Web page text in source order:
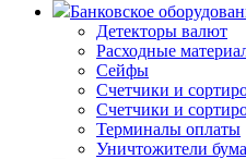
Банковское
Детекторы валют
Расходные
Сейфы
Счетчики и
Счетчики и
Терминалы оплаты
Уничтожители